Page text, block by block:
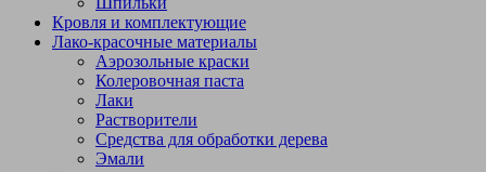
Кровля и комплектующие
Лако-красочные материалы
Аэрозольные краски
Колеровочная паста
Лаки
Растворители
Средства для обработки дерева
Эмали